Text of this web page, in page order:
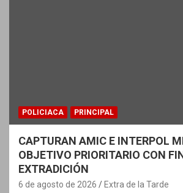
POLICIACA PRINCIPAL
CAPTURAN AMIC E INTERPOL
OBJETIVO PRIORITARIO CON
EXTRADICIÓN
6 de agosto de 2026 Extra de la Tarde